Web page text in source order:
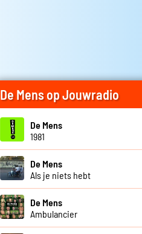
De Mens op Jouwradio
De Mens
1981
De Mens
Als je niets hebt
De Mens
Ambulancier